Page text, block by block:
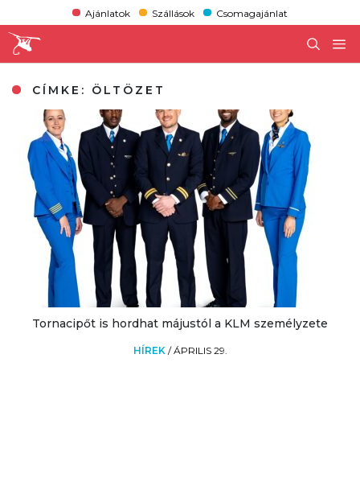
Ajánlatok Szállások Csomagajánlat
CÍMKE: ÖLTÖZET
Tornacipőt is hordhat májustól a KLM személyzete
HÍREK /ÁPRILIS 29.